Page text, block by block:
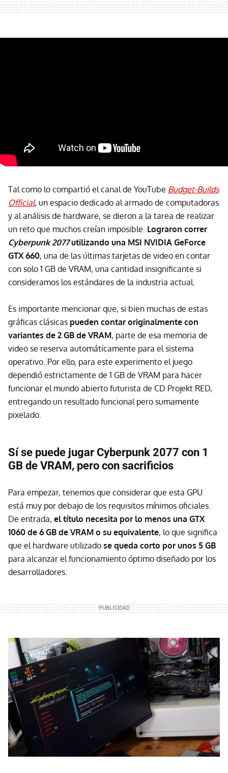
Tal como lo compartió el canal de YouTube Budget-Builds
Official, un espacio dedicado al armado de computadoras
y al análisis de hardware, se dieron a la tarea de realizar
un reto que muchos creían imposible. Lograron correr
Cyberpunk 2077utilizando una MSI NVIDIA GeForce
GTX 660, una de las últimas tarjetas de video en contar
con solo 1 GB de VRAM, una cantidad insignificante si
consideramos los estándares de la industria actual.
Es importante mencionar que, si bien muchas de estas
gráficas clásicas pueden contar originalmente con
variantes de 2 GB de VRAM, parte de esa memoria de
video se reserva automáticamente para el sistema
operativo. Por ello, para este experimento el juego
dependió estrictamente de 1 GB de VRAM para hacer
funcionar el mundo abierto futurista de CD Projekt RED,
entregando un resultado funcional pero sumamente
pixelado.
Sí se puede jugar Cyberpunk 2077 con 1
GB de VRAM, pero con sacrificios
Para empezar, tenemos que considerar que esta GPU
está muy por debajo de los requisitos mínimos oficiales.
De entrada, el título necesita por lo menos una GTX
1060 de 6 GB de VRAM o su equivalente, lo que significa
que el hardware utilizado se queda corto por unos 5 GB
para alcanzar el funcionamiento óptimo diseñado por los
desarrolladores.